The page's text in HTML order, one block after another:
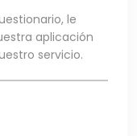
le
aplicación
servicio.